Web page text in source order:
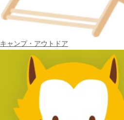
キャンプ・アウトドア